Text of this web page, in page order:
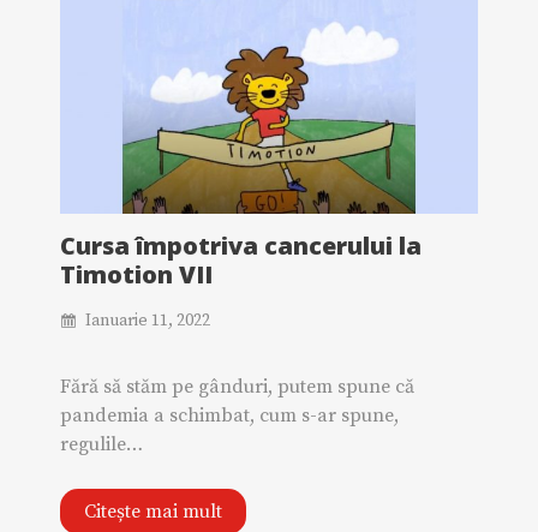
Cursa împotriva cancerului la
Timotion VII
Ianuarie 11, 2022
Fără să stăm pe gânduri, putem spune că
pandemia a schimbat, cum s-ar spune,
regulile…
Citește mai mult